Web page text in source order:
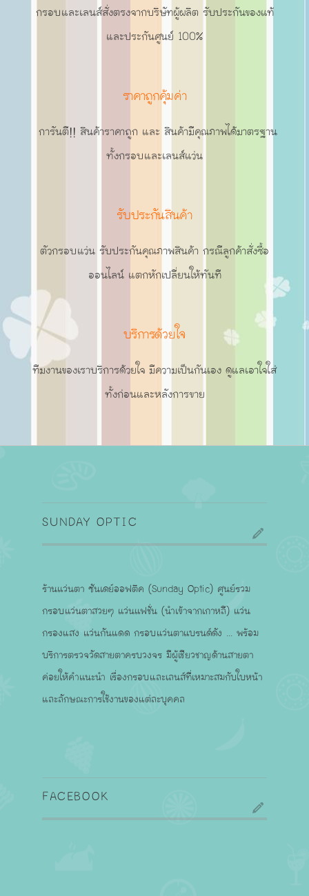
กรอบและเลนส์สั่งตรงจากบริษัทผู้ผลิต รับประกันของแท้
และประกันศูนย์ 100%
ราคาถูกคุ้มค่า
การันตี!! สินค้าราคาถูก และ สินค้ามีคุณภาพได้มาตรฐาน
ทั้งกรอบและเลนส์แว่น
รับประกันสินค้า
ตัวกรอบแว่น รับประกันคุณภาพสินค้า กรณีลูกค้าสั่งซื้อ
ออนไลน์ แตกหักเปลี่ยนให้ทันที
บริการด้วยใจ
ทีมงานของเราบริการด้วยใจ มีความเป็นกันเอง ดูแลเอาใจใส่
ทั้งก่อนและหลังการขาย
SUNDAY OPTIC
ร้านแว่นตา ซันเดย์ออฟติค (Sunday Optic) ศูนย์รวม
กรอบแว่นตาสวยๆ แว่นแฟชั่น (นำเข้าจากเกาหลี) แว่น
กรองแสง แว่นกันแดด กรอบแว่นตาแบรนด์ดัง ... พร้อม
บริการตรวจวัดสายตาครบวงจร มีผู้เชียวชาญด้านสายตา
ค่อยให้คำแนะนำ เรื่องกรอบและเลนส์ที่เหมาะสมกับใบหน้า
และลักษณะการใช้งานของแต่ละบุคคล
FACEBOOK